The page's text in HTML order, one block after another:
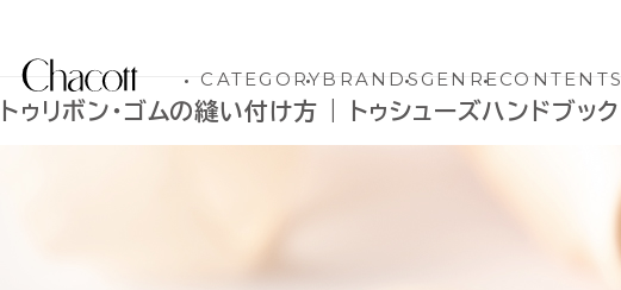
CATEGORYBRANDS GENRECONTENTS
トゥリボン・ゴムの縫い付け方 | トゥシューズハンドブック